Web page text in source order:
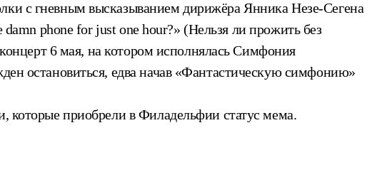
с гневным высказыванием дирижёра Янника Незе-Сегена
phone for just one hour?» (Нельзя ли прожить без
6 мая, на котором исполнялась Симфония
остановиться, едва начав «Фантастическую симфонию»
которые приобрели в Филадельфии статус мема.